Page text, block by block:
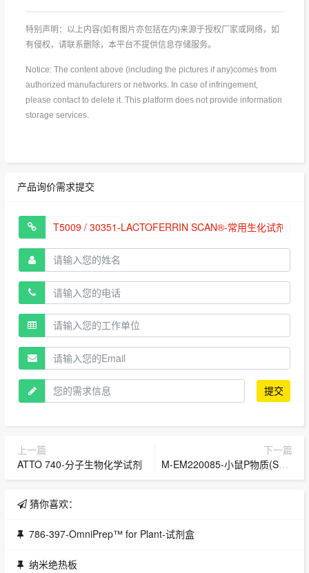
特别声明：以上内容(如有图片亦包括在内)来源于授权厂家或网络，如
有侵权，请联系删除，本平台不提供信息存储服务。
Notice: The content above (including the pictures if any)comes from
authorized manufacturers or networks. In case of infringement,
please contact to delete it. This platform does not provide information
storage services.
产品询价需求提交
提交
上一篇
ATTO 740-分子生物化学试剂
下一篇
M-EM220085-小鼠P物质(SP)ELISA试剂盒-常用生化试剂
猜你喜欢：
786-397-OmniPrep™ for Plant-试剂盒
纳米绝热板